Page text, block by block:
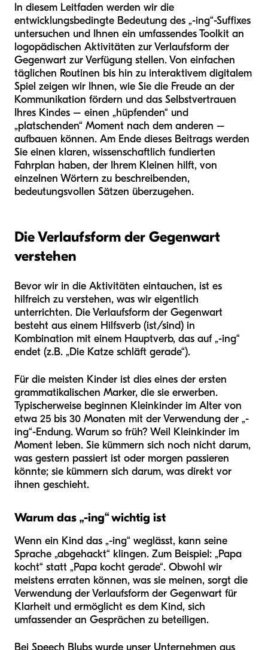
In diesem Leitfaden werden wir die
entwicklungsbedingte Bedeutung des „-ing“-Suffixes
untersuchen und Ihnen ein umfassendes Toolkit an
logopädischen Aktivitäten zur Verlaufsform der
Gegenwart zur Verfügung stellen. Von einfachen
täglichen Routinen bis hin zu interaktivem digitalem
Spiel zeigen wir Ihnen, wie Sie die Freude an der
Kommunikation fördern und das Selbstvertrauen
Ihres Kindes – einen „hüpfenden“ und
„platschenden“ Moment nach dem anderen –
aufbauen können. Am Ende dieses Beitrags werden
Sie einen klaren, wissenschaftlich fundierten
Fahrplan haben, der Ihrem Kleinen hilft, von
einzelnen Wörtern zu beschreibenden,
bedeutungsvollen Sätzen überzugehen.
Die Verlaufsform der Gegenwart
verstehen
Bevor wir in die Aktivitäten eintauchen, ist es
hilfreich zu verstehen, was wir eigentlich
unterrichten. Die Verlaufsform der Gegenwart
besteht aus einem Hilfsverb (ist/sind) in
Kombination mit einem Hauptverb, das auf „-ing“
endet (z.B. „Die Katze schläft gerade“).
Für die meisten Kinder ist dies eines der ersten
grammatikalischen Marker, die sie erwerben.
Typischerweise beginnen Kleinkinder im Alter von
etwa 25 bis 30 Monaten mit der Verwendung der „-
ing“-Endung. Warum so früh? Weil Kleinkinder im
Moment leben. Sie kümmern sich noch nicht darum,
was gestern passiert ist oder morgen passieren
könnte; sie kümmern sich darum, was direkt vor
ihnen geschieht.
Warum das „-ing“ wichtig ist
Wenn ein Kind das „-ing“ weglässt, kann seine
Sprache „abgehackt“ klingen. Zum Beispiel: „Papa
kocht“ statt „Papa kocht gerade“. Obwohl wir
meistens erraten können, was sie meinen, sorgt die
Verwendung der Verlaufsform der Gegenwart für
Klarheit und ermöglicht es dem Kind, sich
umfassender an Gesprächen zu beteiligen.
Bei Speech Blubs wurde unser Unternehmen aus